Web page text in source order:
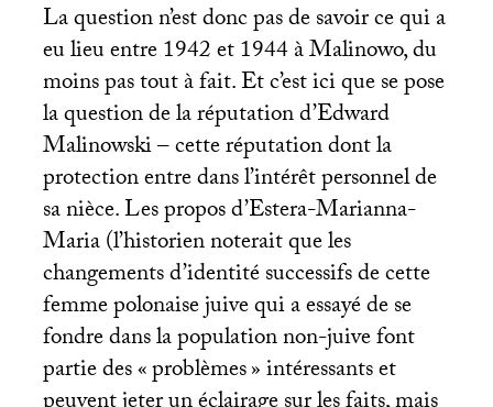
La question n’est donc pas de savoir ce qui a
eu lieu entre 1942 et 1944 à Malinowo, du
moins pas tout à fait. Et c’est ici que se pose
la question de la réputation d’Edward
Malinowski – cette réputation dont la
protection entre dans l’intérêt personnel de
sa nièce. Les propos d’Estera-Marianna-
Maria (l’historien noterait que les
changements d’identité successifs de cette
femme polonaise juive qui a essayé de se
fondre dans la population non-juive font
partie des «problèmes» intéressants et